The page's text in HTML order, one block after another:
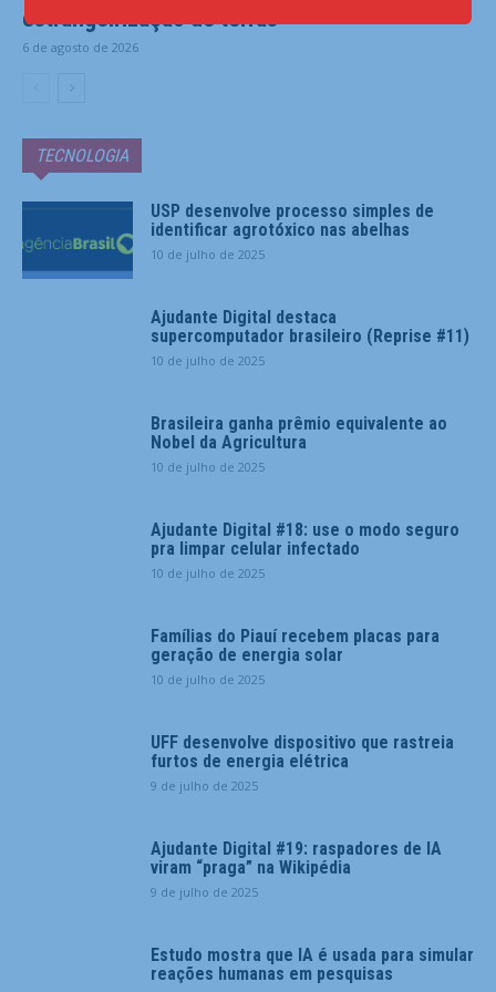
estrangeirização de terras
6 de agosto de 2026
TECNOLOGIA
USP desenvolve processo simples de
identificar agrotóxico nas abelhas
10 de julho de 2025
Ajudante Digital destaca
supercomputador brasileiro (Reprise #11)
10 de julho de 2025
Brasileira ganha prêmio equivalente ao
Nobel da Agricultura
10 de julho de 2025
Ajudante Digital #18: use o modo seguro
pra limpar celular infectado
10 de julho de 2025
Famílias do Piauí recebem placas para
geração de energia solar
10 de julho de 2025
UFF desenvolve dispositivo que rastreia
furtos de energia elétrica
9 de julho de 2025
Ajudante Digital #19: raspadores de IA
viram “praga” na Wikipédia
9 de julho de 2025
Estudo mostra que IA é usada para simular
reações humanas em pesquisas